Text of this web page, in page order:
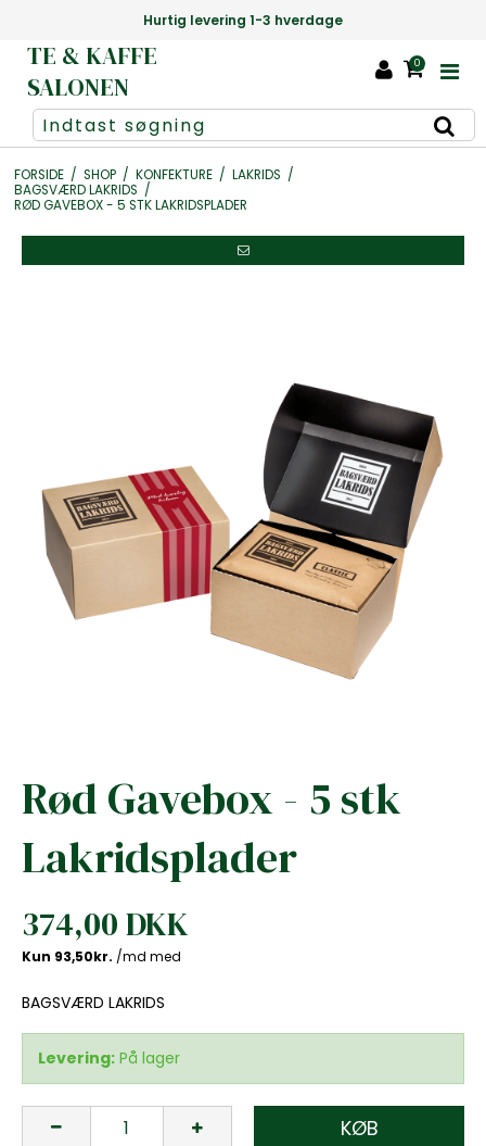
levering 1-3 hverdage
TE & KAFFE
SALONEN
0
FORSIDE / SHOP / KONFEKTURE / LAKRIDS /
BAGSVÆRD LAKRIDS /
RØD GAVEBOX - 5 STK LAKRIDSPLADER
Rød Gavebox - 5 stk
Lakridsplader
374,00 DKK
BAGSVÆRD LAKRIDS
Levering: På lager
KØB